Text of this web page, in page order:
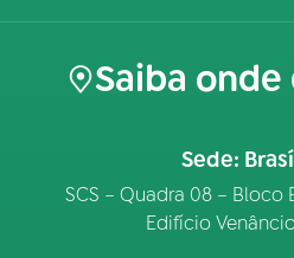
Saiba onde
Sede:
SCS – Quadra 08 – Bloco
Edifício